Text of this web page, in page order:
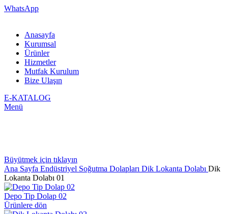
WhatsApp
Anasayfa
Kurumsal
Ürünler
Hizmetler
Mutfak Kurulum
Bize Ulaşın
E-KATALOG
Menü
Büyütmek için tıklayın
Ana Sayfa Endüstriyel Soğutma Dolapları Dik Lokanta Dolabı Dik
Lokanta Dolabı 01
Depo Tip Dolap 02
Ürünlere dön